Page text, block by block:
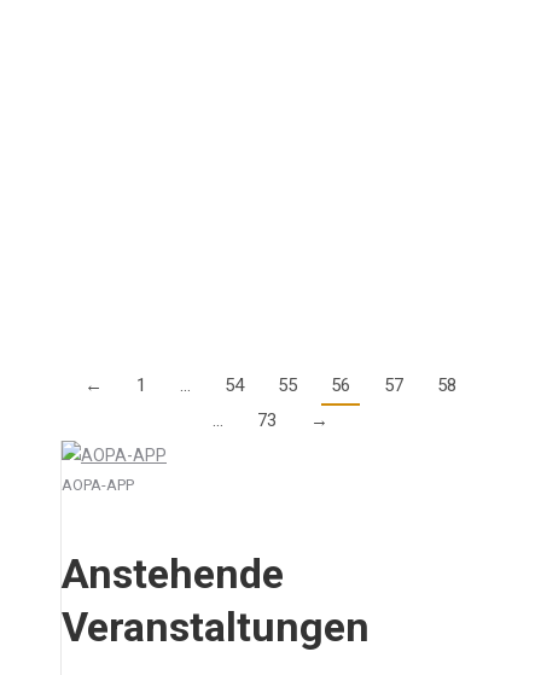
← 1 … 54 55 56 57
58
…
73 →
AOPA-APP
Anstehende
Veranstaltungen